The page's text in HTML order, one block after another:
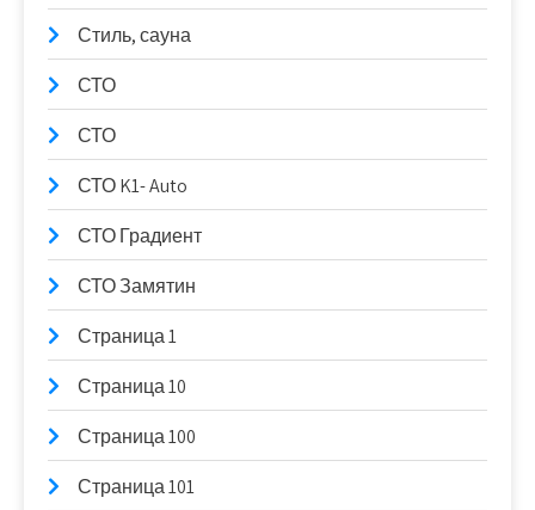
Стиль, сауна
СТО
СТО
СТО K1- Auto
СТО Градиент
СТО Замятин
Страница 1
Страница 10
Страница 100
Страница 101